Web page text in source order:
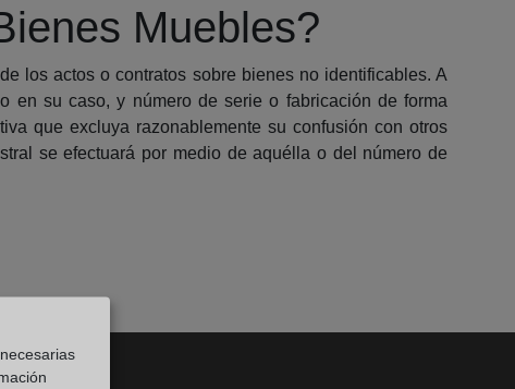
Muebles?
los actos o contratos sobre bienes no identificables. A
en su caso, y número de serie o fabricación de forma
que excluya razonablemente su confusión con otros
se efectuará por medio de aquélla o del número de